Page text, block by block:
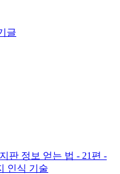
글
판 정보 얻는 법 - 21편 -
인식 기술